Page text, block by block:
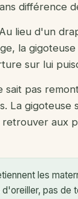
différence
lieu d'un
la
sur lui
pas
La
aux
les
pas de